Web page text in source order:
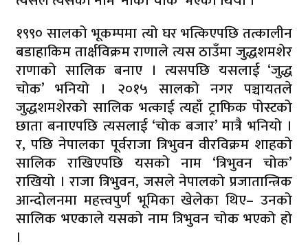
१९९० सालको भूकम्पमा त्यो घर भत्किएपछि तत्कालीन
बडाहाकिम तार्क्षविक्रम राणाले त्यस ठाउँमा जुद्धशमशेर
राणाको सालिक बनाए । त्यसपछि यसलाई ‘जुद्ध
चोक’ भनियो । २०१५ सालको नगर पञ्चायतले
जुद्धशमशेरको सालिक भत्काई त्यहाँ ट्राफिक पोस्टको
छाता बनाएपछि त्यसलाई ‘चोक बजार’ मात्रै भनियो ।
र, पछि नेपालका पूर्वराजा त्रिभुवन वीरविक्रम शाहको
सालिक राखिएपछि यसको नाम ‘त्रिभुवन चोक’
राखियो । राजा त्रिभुवन, जसले नेपालको प्रजातान्त्रिक
आन्दोलनमा महत्त्वपुर्ण भूमिका खेलेका थिए– उनको
सालिक भएकाले यसको नाम त्रिभुवन चोक भएको हो
।